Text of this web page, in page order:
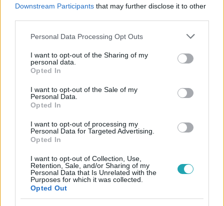
Downstream Participants that may further disclose it to other
Please note that this website/app uses one or more Google
not limited to your visit or usage behaviour. You may click to
grant or deny consent to Google and its third-party tags to
use your data for below specified purposes in below Google
consent section.
Personal Data Processing Opt Outs
I want to opt-out of the Sharing of my
personal data.
Opted In
I want to opt-out of the Sale of my
Personal Data.
Opted In
I want to opt-out of processing my
Personal Data for Targeted Advertising.
Opted In
I want to opt-out of Collection, Use,
Retention, Sale, and/or Sharing of my
Personal Data that Is Unrelated with the
Purposes for which it was collected.
Opted Out
Népszerű